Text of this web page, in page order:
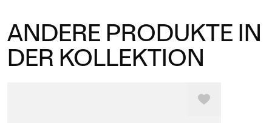
ANDERE PRODUKTE IN
DER KOLLEKTION